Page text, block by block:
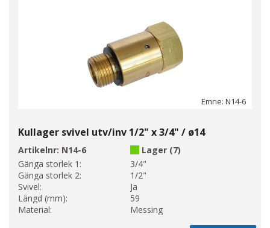
Emne: N14-6
Kullager svivel utv/inv 1/2" x 3/4" / ø14
Artikelnr: N14-6
Lager (7)
Gänga storlek 1:
3/4"
Gänga storlek 2:
1/2"
Svivel:
Ja
Längd (mm):
59
Material:
Messing